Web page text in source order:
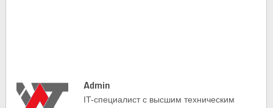
Admin
IT-cпециалист с высшим техническим